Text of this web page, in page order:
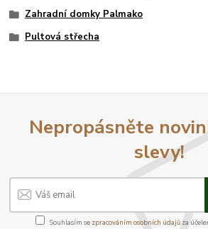
Zahradní domky Palmako
Pultová střecha
Nepropásněte
slevy!
Souhlasím se zpracováním osobních údajůza